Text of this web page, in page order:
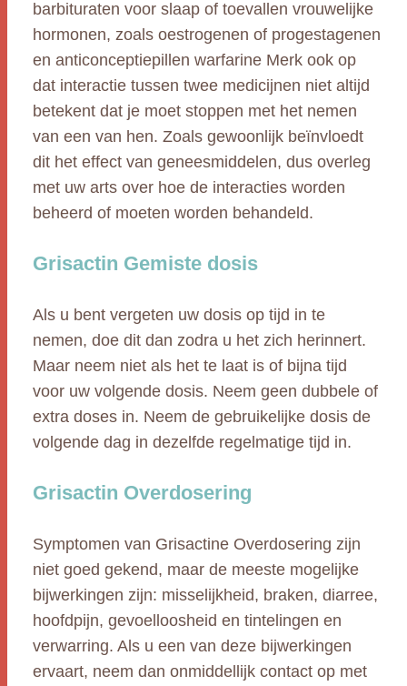
barbituraten voor slaap of toevallen vrouwelijke
hormonen, zoals oestrogenen of progestagenen
en anticonceptiepillen warfarine Merk ook op
dat interactie tussen twee medicijnen niet altijd
betekent dat je moet stoppen met het nemen
van een van hen. Zoals gewoonlijk beïnvloedt
dit het effect van geneesmiddelen, dus overleg
met uw arts over hoe de interacties worden
beheerd of moeten worden behandeld.
Grisactin Gemiste dosis
Als u bent vergeten uw dosis op tijd in te
nemen, doe dit dan zodra u het zich herinnert.
Maar neem niet als het te laat is of bijna tijd
voor uw volgende dosis. Neem geen dubbele of
extra doses in. Neem de gebruikelijke dosis de
volgende dag in dezelfde regelmatige tijd in.
Grisactin Overdosering
Symptomen van Grisactine Overdosering zijn
niet goed gekend, maar de meeste mogelijke
bijwerkingen zijn: misselijkheid, braken, diarree,
hoofdpijn, gevoelloosheid en tintelingen en
verwarring. Als u een van deze bijwerkingen
ervaart, neem dan onmiddellijk contact op met